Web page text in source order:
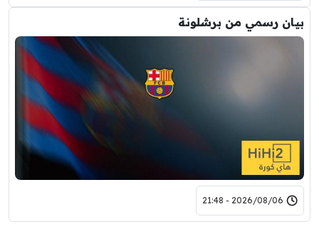
بيان رسمي من برشلونة
2026/08/06 - 21:48